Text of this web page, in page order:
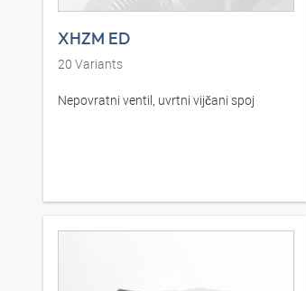
XHZM ED
20 Variants
Nepovratni ventil, uvrtni vijčani spoj